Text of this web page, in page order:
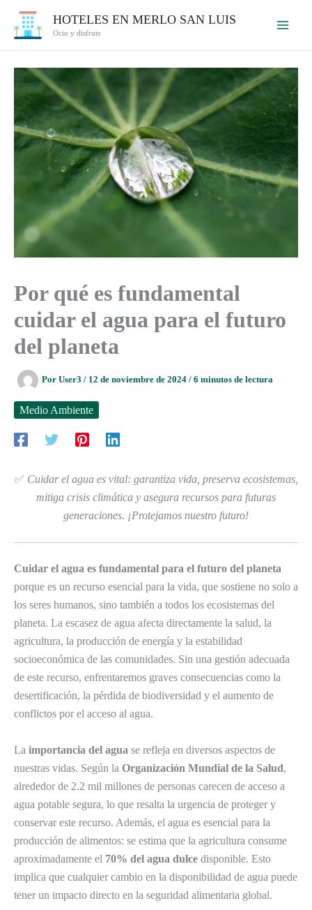
HOTELES EN MERLO SAN LUIS
Ocio y disfrute
Por qué es fundamental
cuidar el agua para el futuro
del planeta
Por User3 / 12 de noviembre de 2024 / 6 minutos de lectura
Medio Ambiente
✅ Cuidar el agua es vital: garantiza vida, preserva ecosistemas,
mitiga crisis climática y asegura recursos para futuras
generaciones. ¡Protejamos nuestro futuro!
Cuidar el agua es fundamental para el futuro del planeta
porque es un recurso esencial para la vida, que sostiene no solo a
los seres humanos, sino también a todos los ecosistemas del
planeta. La escasez de agua afecta directamente la salud, la
agricultura, la producción de energía y la estabilidad
socioeconómica de las comunidades. Sin una gestión adecuada
de este recurso, enfrentaremos graves consecuencias como la
desertificación, la pérdida de biodiversidad y el aumento de
conflictos por el acceso al agua.
La importancia del agua se refleja en diversos aspectos de
nuestras vidas. Según la Organización Mundial de la Salud,
alrededor de 2.2 mil millones de personas carecen de acceso a
agua potable segura, lo que resalta la urgencia de proteger y
conservar este recurso. Además, el agua es esencial para la
producción de alimentos: se estima que la agricultura consume
aproximadamente el 70% del agua dulce disponible. Esto
implica que cualquier cambio en la disponibilidad de agua puede
tener un impacto directo en la seguridad alimentaria global.